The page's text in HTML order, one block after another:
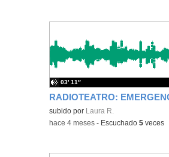
subido por Laura R.
03′ 11″
-hace 4 meses - Escuchado5 veces